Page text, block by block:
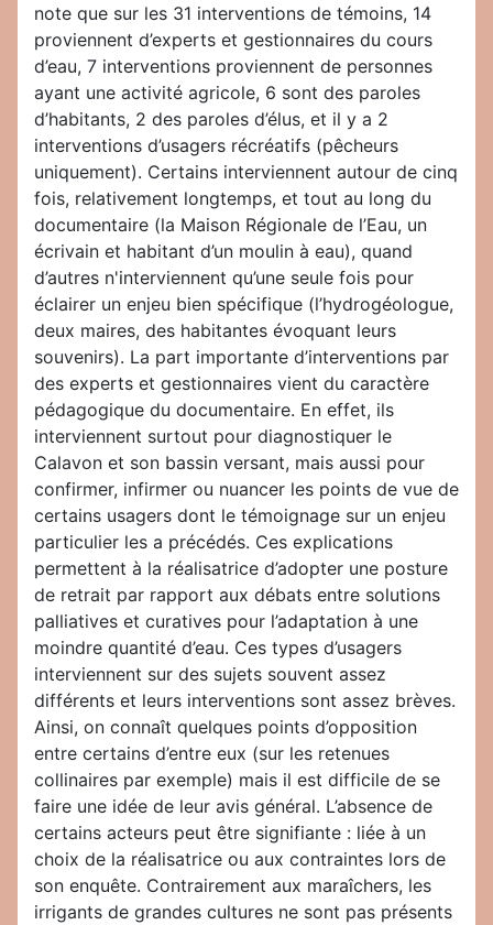
note que sur les 31 interventions de témoins, 14
proviennent d’experts et gestionnaires du cours
d’eau, 7 interventions proviennent de personnes
ayant une activité agricole, 6 sont des paroles
d’habitants, 2 des paroles d’élus, et il y a 2
interventions d’usagers récréatifs (pêcheurs
uniquement). Certains interviennent autour de cinq
fois, relativement longtemps, et tout au long du
documentaire (la Maison Régionale de l’Eau, un
écrivain et habitant d’un moulin à eau), quand
d’autres n'interviennent qu’une seule fois pour
éclairer un enjeu bien spécifique (l’hydrogéologue,
deux maires, des habitantes évoquant leurs
souvenirs). La part importante d’interventions par
des experts et gestionnaires vient du caractère
pédagogique du documentaire. En effet, ils
interviennent surtout pour diagnostiquer le
Calavon et son bassin versant, mais aussi pour
confirmer, infirmer ou nuancer les points de vue de
certains usagers dont le témoignage sur un enjeu
particulier les a précédés. Ces explications
permettent à la réalisatrice d’adopter une posture
de retrait par rapport aux débats entre solutions
palliatives et curatives pour l’adaptation à une
moindre quantité d’eau. Ces types d’usagers
interviennent sur des sujets souvent assez
différents et leurs interventions sont assez brèves.
Ainsi, on connaît quelques points d’opposition
entre certains d’entre eux (sur les retenues
collinaires par exemple) mais il est difficile de se
faire une idée de leur avis général. L’absence de
certains acteurs peut être signifiante : liée à un
choix de la réalisatrice ou aux contraintes lors de
son enquête. Contrairement aux maraîchers, les
irrigants de grandes cultures ne sont pas présents